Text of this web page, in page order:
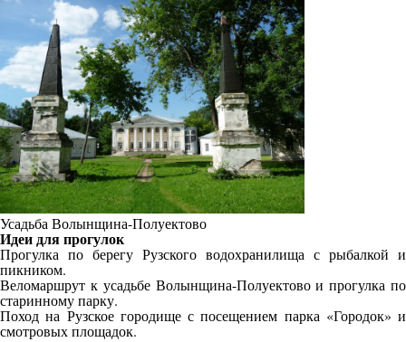
Усадьба Волынщина-Полуектово
Идеи для прогулок
Прогулка по берегу Рузского водохранилища с рыбалкой и
пикником.
Веломаршрут к усадьбе Волынщина-Полуектово и прогулка по
старинному парку.
Поход на Рузское городище с посещением парка «Городок» и
смотровых площадок.